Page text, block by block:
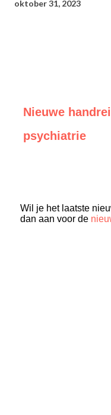
oktober 31, 2023
Nieuwe
psychiatrie
Wil je het laatste
dan aan voor de